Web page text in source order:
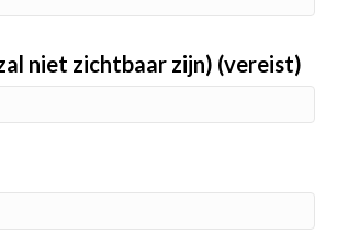
niet zichtbaar zijn) (vereist)